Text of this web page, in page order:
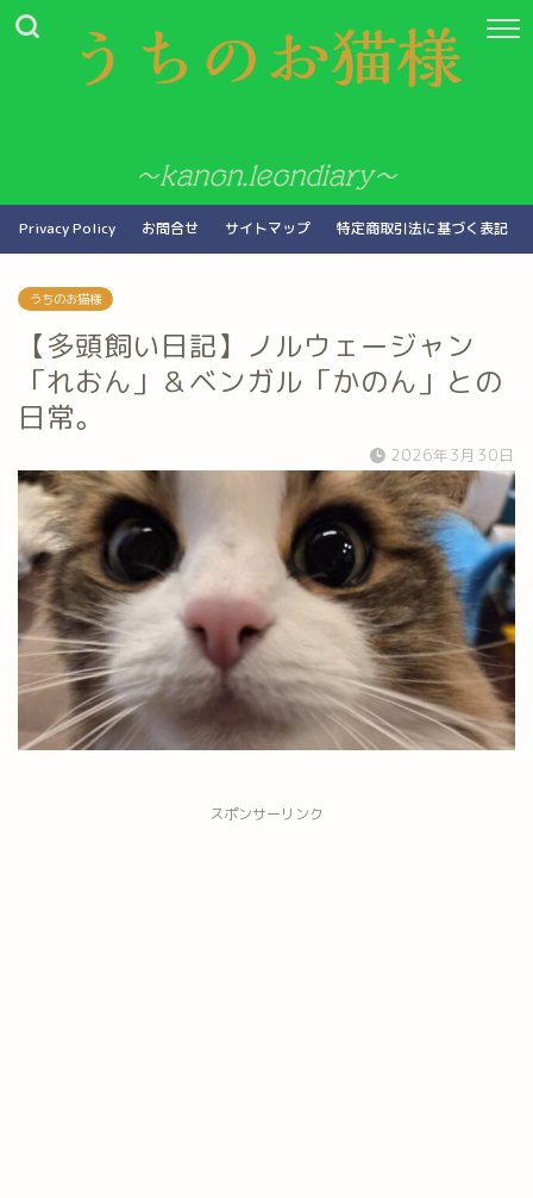
Privacy Policy お問合せ サイトマップ 特定商取引法に基づく表記
うちのお猫様
【多頭飼い日記】ノルウェージャン
「れおん」＆ベンガル「かのん」との
日常。
2026年3月30日
スポンサーリンク